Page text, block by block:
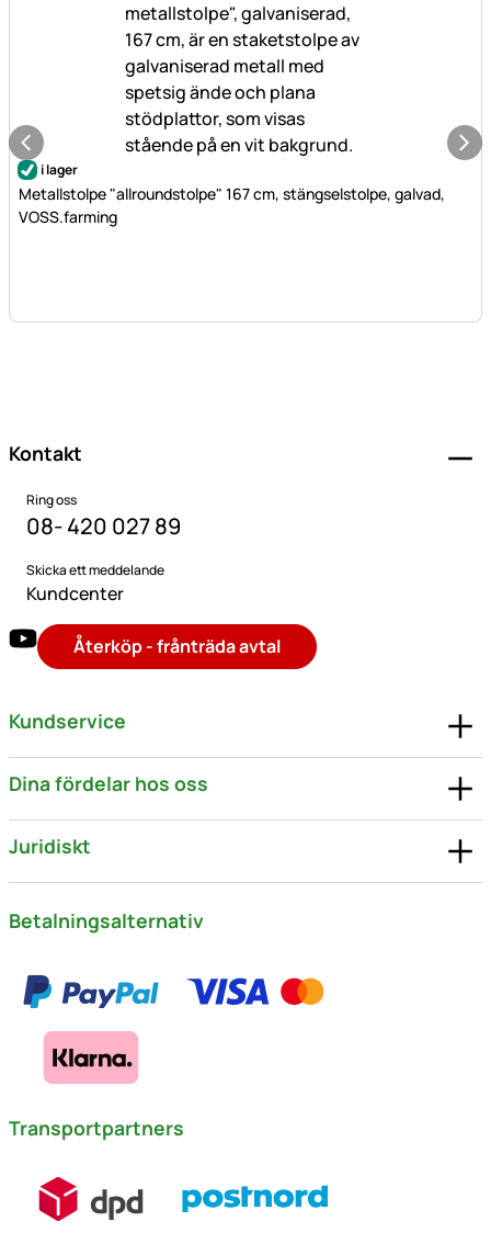
i lager
Metallstolpe "allroundstolpe" 167 cm, stängselstolpe, galvad,
VOSS.farming
Kontakt
Ring oss
08- 420 027 89
Skicka ett meddelande
Kundcenter
Återköp - frånträda avtal
Kundservice
Dina fördelar hos oss
Juridiskt
Betalningsalternativ
Transportpartners